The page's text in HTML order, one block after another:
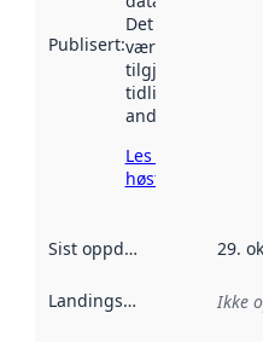
Publisert:
Det kan ha
vært
tilgjengelig
tidligere
andre steder.
Les mer om
høsting her
Sist oppdatert 29.
Landingsside Ikke